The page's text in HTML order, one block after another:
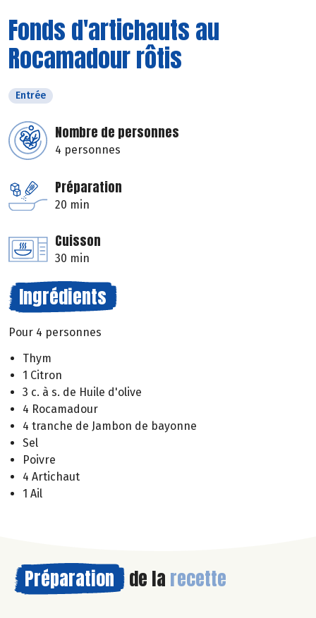
Fonds d'artichauts au
Rocamadour rôtis
Entrée
Nombre de personnes
4 personnes
Préparation
20 min
Cuisson
30 min
Ingrédients
Pour 4 personnes
Thym
1 Citron
3 c. à s. de Huile d'olive
4 Rocamadour
4 tranche de Jambon de bayonne
Sel
Poivre
4 Artichaut
1 Ail
Préparation de la recette